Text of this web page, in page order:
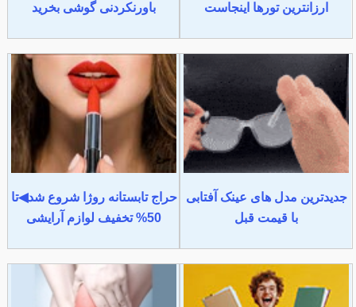
ارزانترین تورها اینجاست
باورنکردنی گوشی بخرید
جدیدترین مدل های عینک آفتابی
با قیمت قبل
حراج تابستانه روژا شروع شد◀تا
50% تخفیف لوازم آرایشی